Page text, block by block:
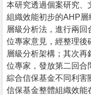
本研究透過個案研究、
組織效能初步的AHP
層級分析法，進行兩
位專家意見，經整理後
層級分析架構；其次再
位專家，發放第二回合
綜合信保基金不同利害
信保基金整體組織效能